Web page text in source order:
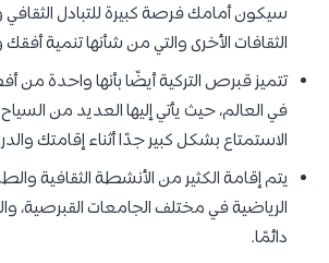
سيكون أمامك فرصة كبيرة للتبادل
الثقافات الأخرى والتي من شأنها تنمية
تتميز قبرص التركية أيضًا بأنها واحدة من
في العالم، حيث يأتي إليها العديد من
الاستمتاع بشكل كبير جدًا أثناء إقامتك
يتم إقامة الكثير من الأنشطة الثقافية
الرياضية في مختلف الجامعات القبرصية،
دائمًا.